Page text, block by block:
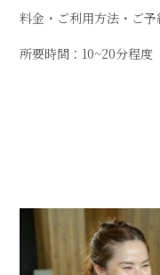
【無料】
料金・ご利用方法・ご予
所要時間：10~20分程度